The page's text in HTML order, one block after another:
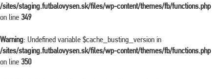
/sites/staging.futbalovysen.sk/files/wp-content/themes/fb/functions.php
on line 349
Warning: Undefined variable $cache_busting_version in
/sites/staging.futbalovysen.sk/files/wp-content/themes/fb/functions.php
on line 350